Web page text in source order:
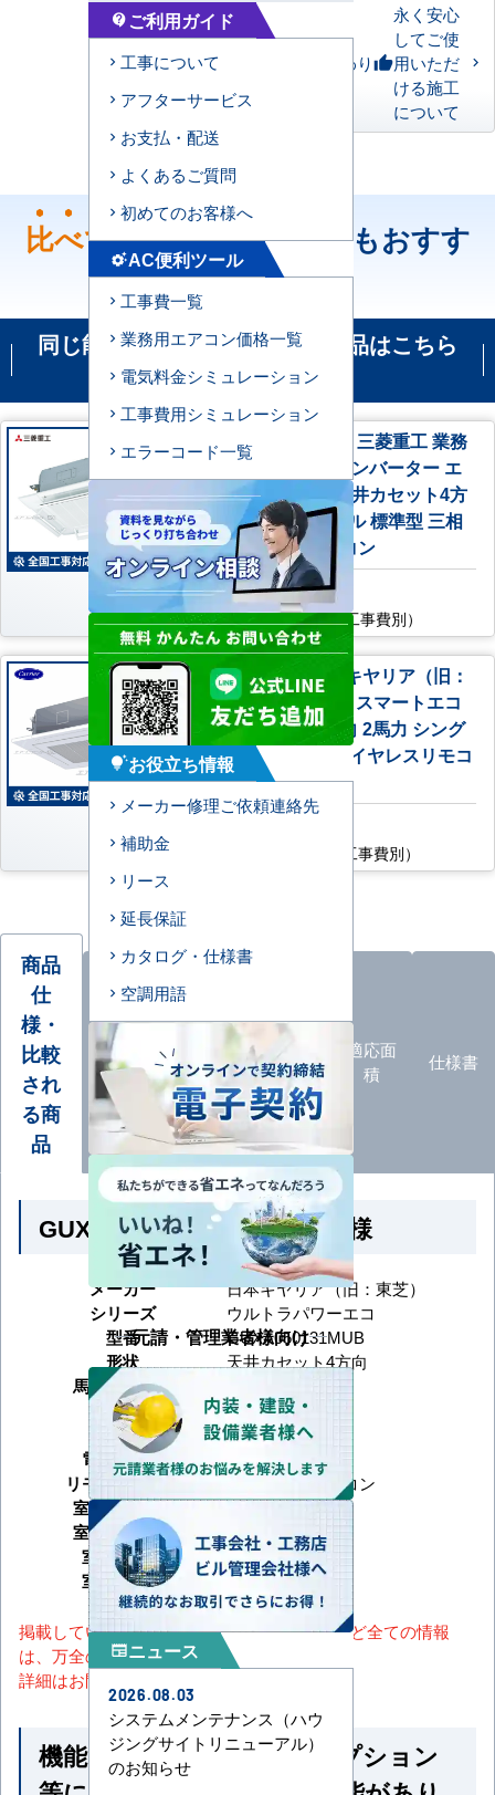
私たちのこだわりthumb_up
永く安心
してご使
用いただ
ける施工
について
比べてください！どちらもおすす
め！
同じ能力の機種で比較される商品はこちら
です
FDTCV506H6S-airflex 三菱重工 業務
用エアコン ハイパーインバーター エ
アフレックスパネル 天井カセット4方
向小容量 2馬力 シングル 標準型 三相
200V ワイヤードリモコン
AC特別価格
176,400 円（税込・工事費別）
GUEA050111XU 日本キヤリア（旧：
東芝） 業務用エアコン スマートエコ
neo 天井カセット4方向 2馬力 シング
ル 標準型 三相200V ワイヤレスリモコ
ン
（税込・工事費別）
商品
仕
様・
比較
され
る商
品
オプ
ション
品
一覧
ン形状
グ
適応面
積
仕様書
GUXA050131MUB の商品仕様
メーカー
日本キヤリア（旧：東芝）
シリーズ
ウルトラパワーエコ
型番
GUXA050131MUB
形状
天井カセット4方向
馬力（能力）
冷房能力
暖房能力
電源タイプ
三相200V
リモコンタイプ
ワイヤードリモコン
室内機サイズ
室外機サイズ
室内機重量
室外機重量
掲載しているスペック・セット内容・画像など全ての情報
は、万全の保証をいたしかねます。
詳細はお問い合わせください。
機能一覧 ※馬力・型番・オプション
contact_support ご利用ガイド
工事について
アフターサービス
お支払・配送
よくあるご質問
初めてのお客様へ
settings_suggestAC便利ツール
工事費一覧
業務用エアコン価格一覧
電気料金シミュレーション
工事費用シミュレーション
エラーコード一覧
tips_and_updatesお役立ち情報
メーカー修理ご依頼連絡先
補助金
リース
延長保証
カタログ・仕様書
空調用語
元請・管理業者様向け
newspaperニュース
2026.08.03
システムメンテナンス（ハウ
ジングサイトリニューアル）
のお知らせ